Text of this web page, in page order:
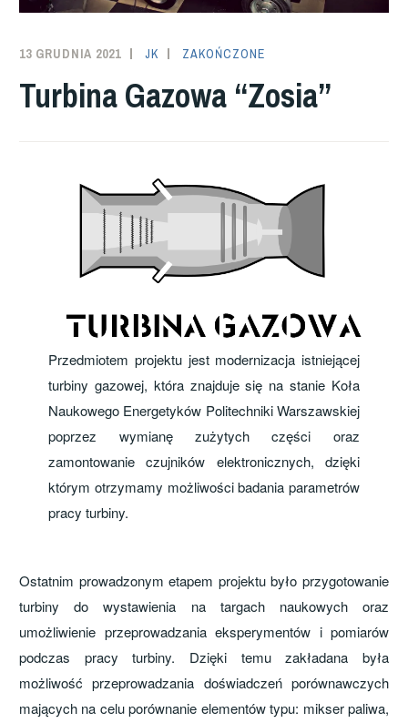
13 GRUDNIA 2021 JK ZAKOŃCZONE
Turbina Gazowa “Zosia”
Przedmiotem projektu jest modernizacja istniejącej
turbiny gazowej, która znajduje się na stanie Koła
Naukowego Energetyków Politechniki Warszawskiej
poprzez wymianę zużytych części oraz
zamontowanie czujników elektronicznych, dzięki
którym otrzymamy możliwości badania parametrów
pracy turbiny.
Ostatnim prowadzonym etapem projektu było przygotowanie
turbiny do wystawienia na targach naukowych oraz
umożliwienie przeprowadzania eksperymentów i pomiarów
podczas pracy turbiny. Dzięki temu zakładana była
możliwość przeprowadzania doświadczeń porównawczych
mających na celu porównanie elementów typu: mikser paliwa,